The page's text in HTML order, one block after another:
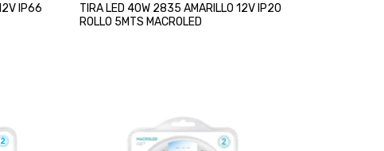
IP66
TIRA LED 40W 2835 AMARILLO 12V IP20
ROLLO 5MTS MACROLED